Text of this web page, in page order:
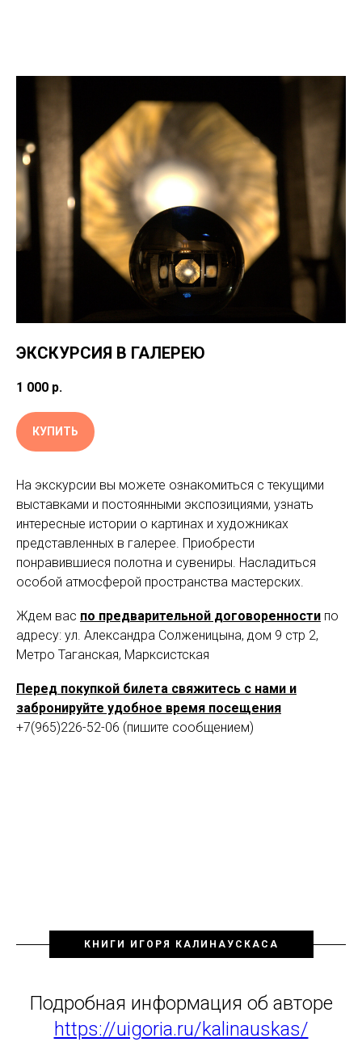
ЭКСКУРСИЯ В ГАЛЕРЕЮ
1 000 р.
КУПИТЬ
На экскурсии вы можете ознакомиться с текущими
выставками и постоянными экспозициями, узнать
интересные истории о картинах и художниках
представленных в галерее. Приобрести
понравившиеся полотна и сувениры. Насладиться
особой атмосферой пространства мастерских.
Ждем вас по предварительной договоренности по
адресу: ул. Александра Солженицына, дом 9 стр 2,
Метро Таганская, Марксистская
Перед покупкой билета свяжитесь с нами и
забронируйте удобное время посещения
+7(965)226-52-06 (пишите сообщением)
КНИГИ ИГОРЯ КАЛИНАУСКАСА
Подробная информация об авторе
https://uigoria.ru/kalinauskas/